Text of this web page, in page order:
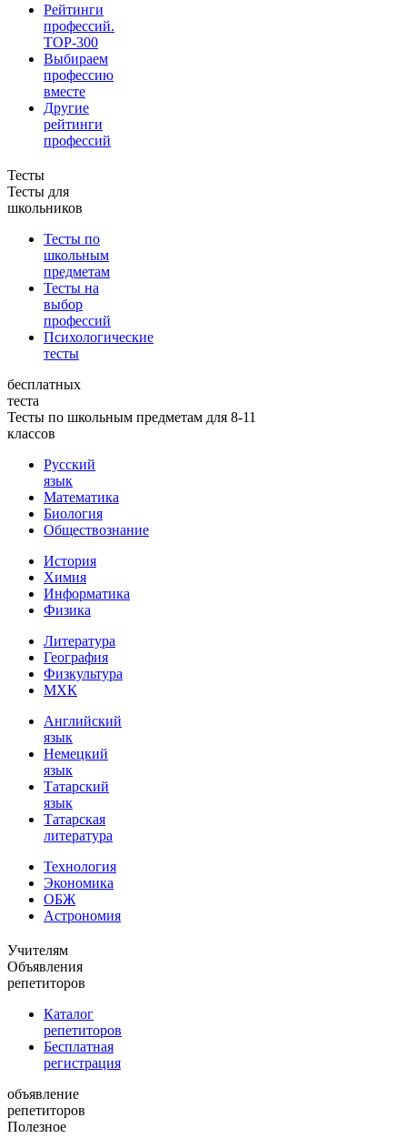
Рейтинги
профессий.
TOP-300
Выбираем
профессию
вместе
Другие
рейтинги
профессий
Тесты
Тесты для
школьников
Тесты по
школьным
предметам
Тесты на
выбор
профессий
Психологические
тесты
бесплатных
теста
Тесты по школьным предметам для 8-11
классов
Русский
язык
Математика
Биология
Обществознание
История
Химия
Информатика
Физика
Литература
География
Физкультура
МХК
Английский
язык
Немецкий
язык
Татарский
язык
Татарская
литература
Технология
Экономика
ОБЖ
Астрономия
Учителям
Объявления
репетиторов
Каталог
репетиторов
Бесплатная
регистрация
объявление
репетиторов
Полезное